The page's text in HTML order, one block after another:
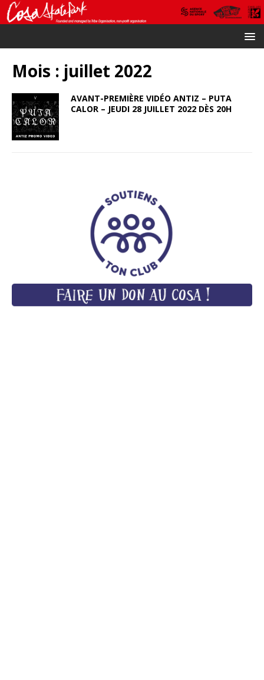
Mois : juillet 2022
AVANT-PREMIÈRE VIDÉO ANTIZ – PUTA
CALOR – JEUDI 28 JUILLET 2022 DÈS 20H